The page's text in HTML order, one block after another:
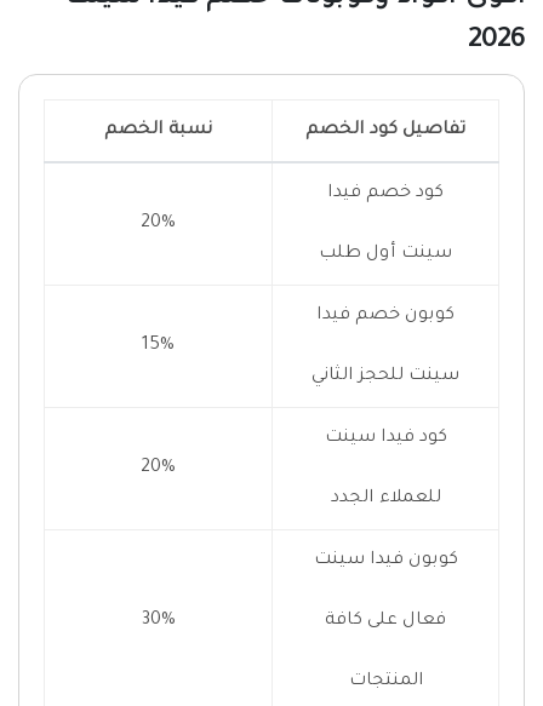
2026
تفاصيل كود الخصم نسبة الخصم
كود خصم فيدا
سينت أول طلب
20%
كوبون خصم فيدا
سينت للحجز الثاني
15%
كود فيدا سينت
للعملاء الجدد
20%
كوبون فيدا سينت
فعال على كافة
المنتجات
30%